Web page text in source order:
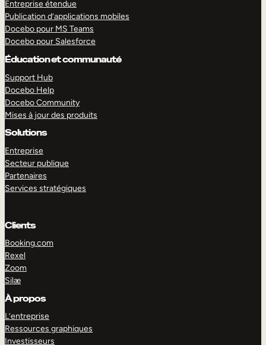
Entreprise étendue
Publication d’applications mobiles
Docebo pour MS Teams
Docebo pour Salesforce
Éducation et communauté
Support Hub
Docebo Help
Docebo Community
Mises à jour des produits
Solutions
Entreprise
Secteur publique
Partenaires
Services stratégiques
Clients
Booking.com
Rexel
Zoom
Silæ
À propos
L’entreprise
Ressources graphiques
Investisseurs